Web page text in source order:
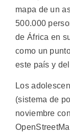
mapa de un
500.000
de África en
como un
este país y
Los
(sistema de
noviembre